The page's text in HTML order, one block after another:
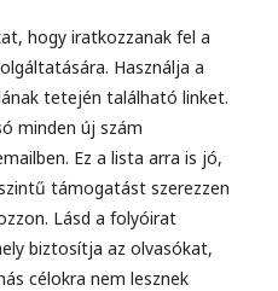
hogy iratkozzanak fel a
Használja a
tetején található linket.
minden új szám
Ez a lista arra is jó,
támogatást szerezzen
Lásd a folyóirat
biztosítja az olvasókat,
célokra nem lesznek